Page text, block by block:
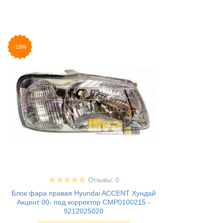
-18%
Отзывы: 0
Блок фара правая Hyundai ACCENT Хундай
Акцент 00- под корректор CMP0100215 -
9212025020